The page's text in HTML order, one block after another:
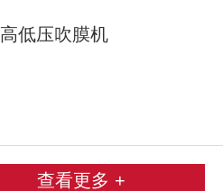
高低压吹膜机
查看更多 +